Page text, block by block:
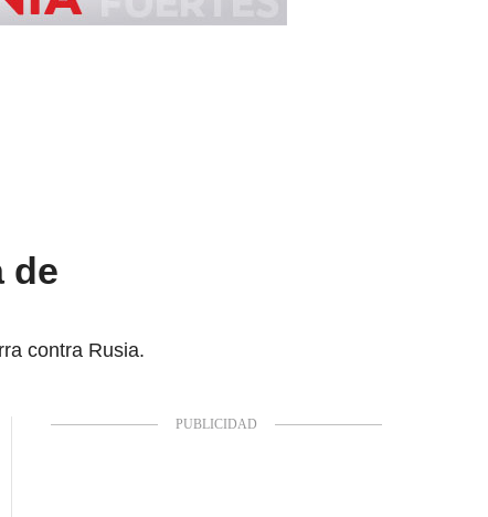
de
contra Rusia.